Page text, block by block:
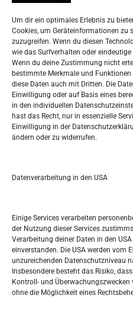
Um dir ein optimales Erlebnis zu
Cookies, um Geräteinformationen zu
zuzugreifen. Wenn du diesen
wie das Surfverhalten oder
Wenn du deine Zustimmung nicht
bestimmte Merkmale und
diese Daten auch mit Dritten. Die
Einwilligung oder auf Basis eines
in den individuellen
hast das Recht, nur in essenzielle
Einwilligung in der
ändern oder zu widerrufen.
Datenverarbeitung in den USA
Einige Services verarbeiten
der Nutzung dieser Services
Verarbeitung deiner Daten in den
einverstanden. Die USA werden vom
unzureichenden Datenschutzniveau
Insbesondere besteht das Risiko,
Kontroll- und
ohne die Möglichkeit eines
Datenschutzerklärung
Widerufsbelehrung
Oglašavanje / Postavite svoj
Tko je “Idemo u
Pretražite stranicu:
S
MAI
M D M
4 5 6